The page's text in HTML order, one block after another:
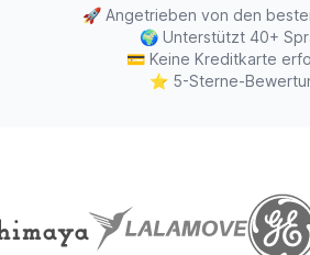
🚀 Angetrieben von den
🌍 Unterstützt 40+
💳 Keine Kreditkarte
⭐ 5-Sterne-